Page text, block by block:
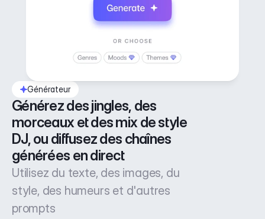
Générateur
Générez des jingles, des
morceaux et des mix de style
DJ, ou diffusez des chaînes
générées en direct
Utilisez du texte, des images, du
style, des humeurs et d'autres
prompts